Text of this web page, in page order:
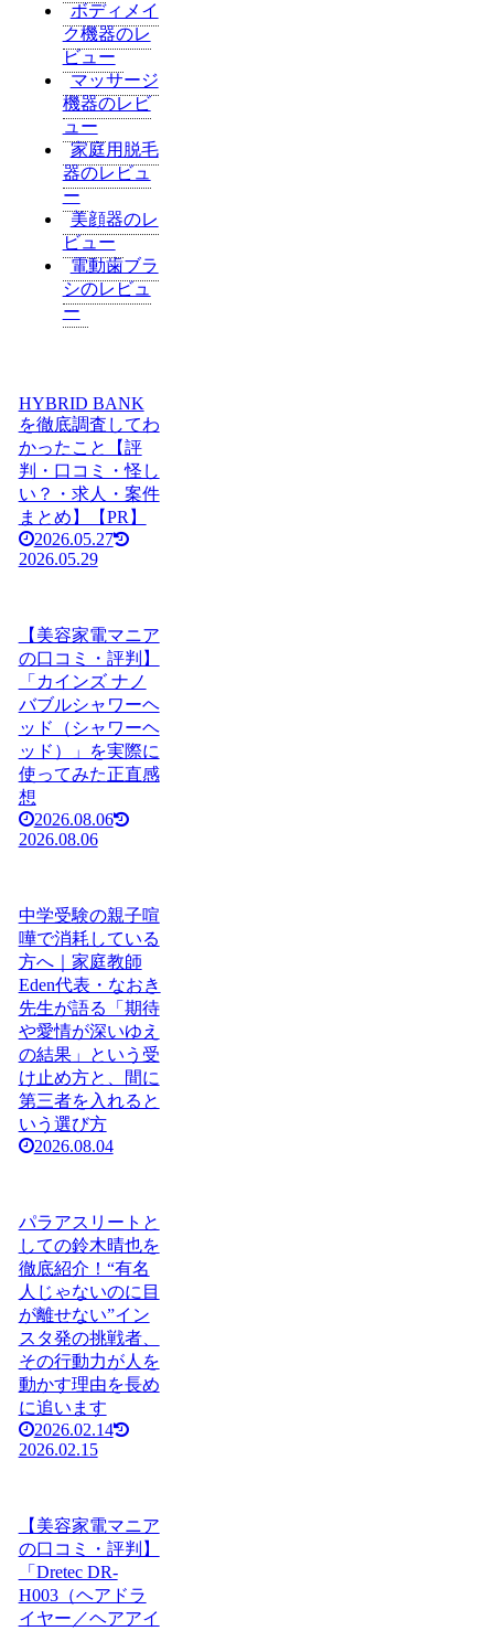
ボディメイ
ク機器のレ
ビュー
マッサージ
機器のレビ
ュー
家庭用脱毛
器のレビュ
ー
美顔器のレ
ビュー
電動歯ブラ
シのレビュ
ー
HYBRID BANK
を徹底調査してわ
かったこと【評
判・口コミ・怪し
い？・求人・案件
まとめ】【PR】
2026.05.27
2026.05.29
【美容家電マニア
の口コミ・評判】
「カインズ ナノ
バブルシャワーヘ
ッド（シャワーヘ
ッド）」を実際に
使ってみた正直感
想
2026.08.06
2026.08.06
中学受験の親子喧
嘩で消耗している
方へ｜家庭教師
Eden代表・なおき
先生が語る「期待
や愛情が深いゆえ
の結果」という受
け止め方と、間に
第三者を入れると
いう選び方
2026.08.04
パラアスリートと
しての鈴木晴也を
徹底紹介！“有名
人じゃないのに目
が離せない”イン
スタ発の挑戦者、
その行動力が人を
動かす理由を長め
に追います
2026.02.14
2026.02.15
【美容家電マニア
の口コミ・評判】
「Dretec DR-
H003（ヘアドラ
イヤー／ヘアアイ